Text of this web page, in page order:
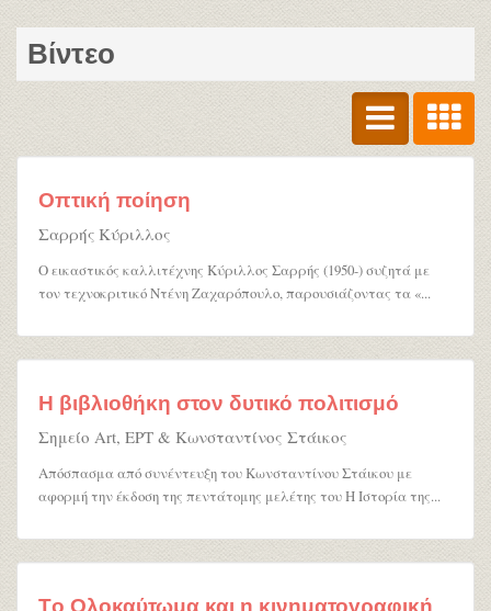
Βίντεο
Οπτική ποίηση
Σαρρής Κύριλλος
Ο εικαστικός καλλιτέχνης Κύριλλος Σαρρής (1950-) συζητά με
τον τεχνοκριτικό Ντένη Ζαχαρόπουλο, παρουσιάζοντας τα «...
Η βιβλιοθήκη στον δυτικό πολιτισμό
Σημείο Art, ΕΡΤ & Κωνσταντίνος Στάικος
Απόσπασμα από συνέντευξη του Κωνσταντίνου Στάικου με
αφορμή την έκδοση της πεντάτομης μελέτης του Η Ιστορία της...
Τo Ολοκαύτωμα και η κινηματογραφική